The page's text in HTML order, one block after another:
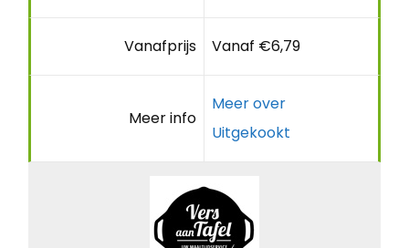
Vanafprijs Vanaf €6,79
Meer info
Meer over
Uitgekookt